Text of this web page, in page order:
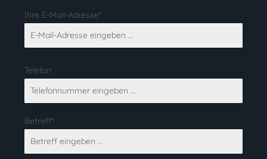
Ihre E-Mail-Adresse*
Telefon
Betreff*